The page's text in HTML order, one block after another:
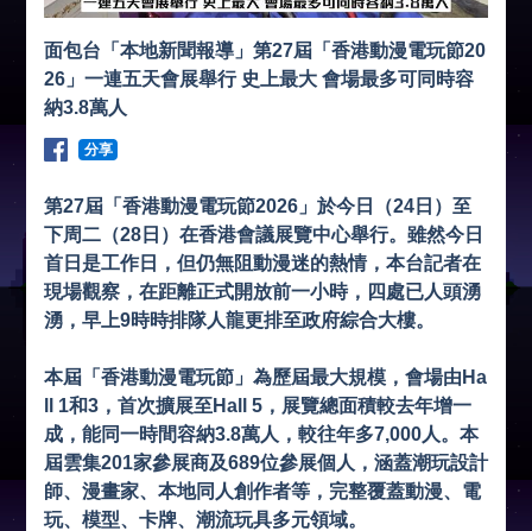
面包台「本地新聞報導」第27屆「香港動漫電玩節20
26」一連五天會展舉行 史上最大 會場最多可同時容
納3.8萬人
分享
第27屆「香港動漫電玩節2026」於今日（24日）至
下周二（28日）在香港會議展覽中心舉行。雖然今日
首日是工作日，但仍無阻動漫迷的熱情，本台記者在
現場觀察，在距離正式開放前一小時，四處已人頭湧
湧，早上9時時排隊人龍更排至政府綜合大樓。
本屆「香港動漫電玩節」為歷屆最大規模，會場由Ha
ll 1和3，首次擴展至Hall 5，展覽總面積較去年增一
成，能同一時間容納3.8萬人，較往年多7,000人。本
屆雲集201家參展商及689位參展個人，涵蓋潮玩設計
師、漫畫家、本地同人創作者等，完整覆蓋動漫、電
玩、模型、卡牌、潮流玩具多元領域。